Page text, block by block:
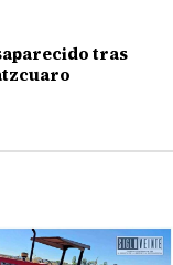
tras